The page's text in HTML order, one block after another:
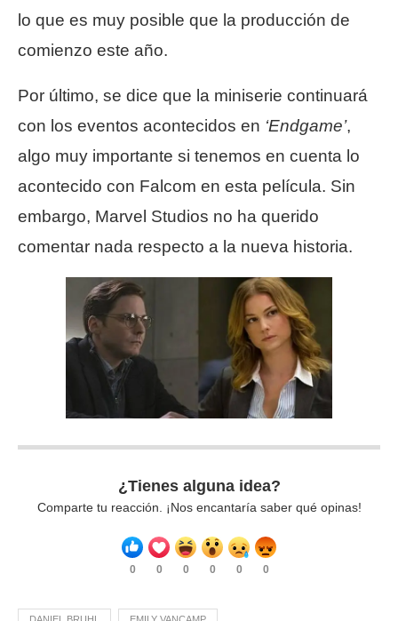
lo que es muy posible que la producción de
comienzo este año.
Por último, se dice que la miniserie continuará
con los eventos acontecidos en ‘Endgame’,
algo muy importante si tenemos en cuenta lo
acontecido con Falcom en esta película. Sin
embargo, Marvel Studios no ha querido
comentar nada respecto a la nueva historia.
¿Tienes alguna idea?
Comparte tu reacción. ¡Nos encantaría saber qué opinas!
0 0 0 0 0 0